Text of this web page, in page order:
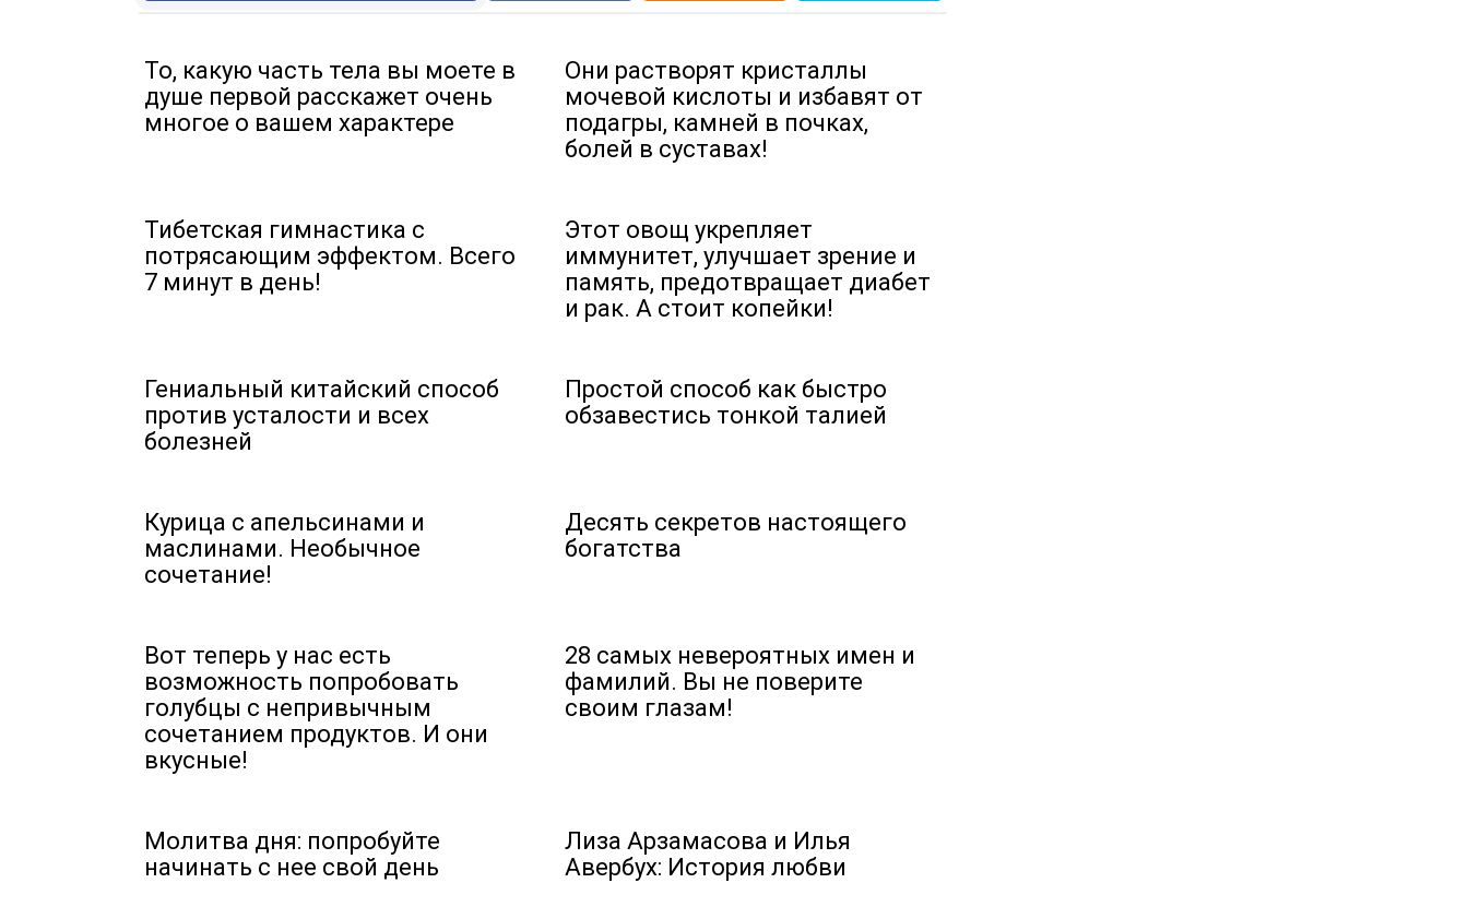
То, какую часть тела вы моете в
душе первой расскажет очень
многое о вашем характере
Они растворят кристаллы
мочевой кислоты и избавят от
подагры, камней в почках,
болей в суставах!
Тибетская гимнастика с
потрясающим эффектом. Всего
7 минут в день!
Этот овощ укрепляет
иммунитет, улучшает зрение и
память, предотвращает диабет
и рак. А стоит копейки!
Гениальный китайский способ
против усталости и всех
болезней
Простой способ как быстро
обзавестись тонкой талией
Курица с апельсинами и
маслинами. Необычное
сочетание!
Десять секретов настоящего
богатства
Вот теперь у нас есть
возможность попробовать
голубцы с непривычным
сочетанием продуктов. И они
вкусные!
28 самых невероятных имен и
фамилий. Вы не поверите
своим глазам!
Молитва дня: попробуйте
начинать с нее свой день
Лиза Арзамасова и Илья
Авербух: История любви